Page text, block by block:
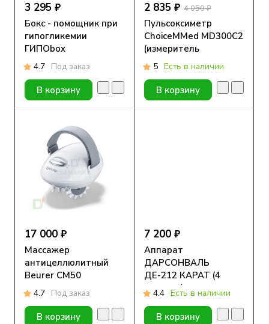
3 295 ₽
Бокс - помощник при
гипогликемии
ГИПОbox
4.7 Под заказ
В корзину
2 835 ₽ 4 050 ₽
Пульсоксиметр
ChoiceMMed MD300C2
(измеритель
содержания
кислорода в крови)
5 Есть в наличии
В корзину
17 000 ₽
Массажер
антицеллюлитный
Beurer CM50
4.7 Под заказ
В корзину
7 200 ₽
Аппарат
ДАРСОНВАЛЬ
ДЕ-212 КАРАТ (4
насадки)
4.4 Есть в наличии
В корзину